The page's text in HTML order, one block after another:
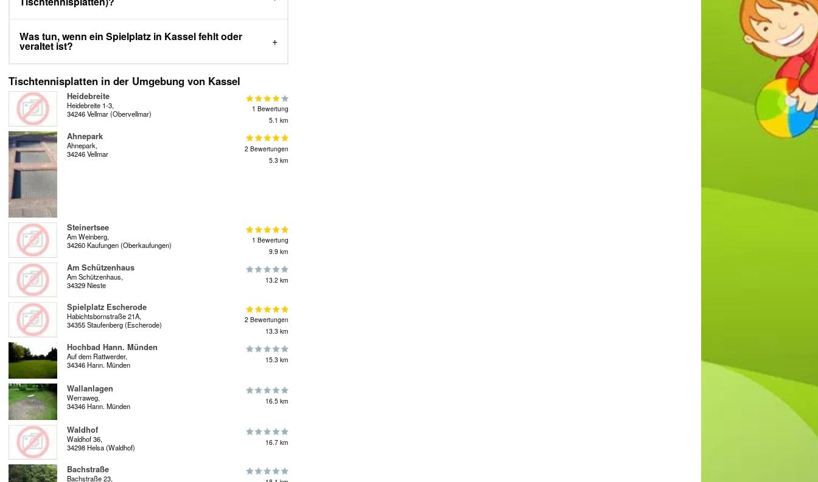
Was tun, wenn ein Spielplatz in Kassel fehlt oder
veraltet ist?
Tischtennisplatten in der Umgebung von Kassel
Heidebreite
Heidebreite 1-3,
34246 Vellmar (Obervellmar)
1 Bewertung
5.1 km
Ahnepark
Ahnepark,
34246 Vellmar
2 Bewertungen
5.3 km
Steinertsee
Am Weinberg,
34260 Kaufungen (Oberkaufungen)
1 Bewertung
9.9 km
Am Schützenhaus
Am Schützenhaus,
34329 Nieste
13.2 km
Spielplatz Escherode
Habichtsbornstraße 21A,
34355 Staufenberg (Escherode)
2 Bewertungen
13.3 km
Hochbad Hann. Münden
Auf dem Rattwerder,
34346 Hann. Münden
15.3 km
Wallanlagen
Werraweg,
34346 Hann. Münden
16.5 km
Waldhof
Waldhof 36,
34298 Helsa (Waldhof)
16.7 km
Bachstraße
Bachstraße 23,